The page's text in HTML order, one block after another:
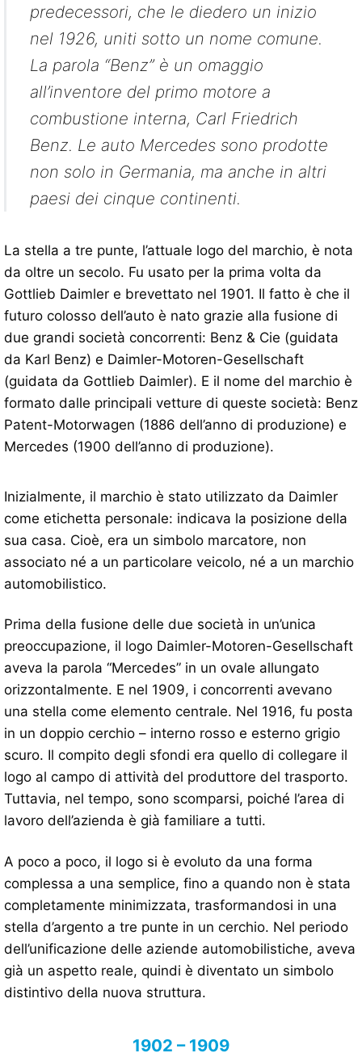
predecessori, che le diedero un inizio
nel 1926, uniti sotto un nome comune.
La parola “Benz” è un omaggio
all’inventore del primo motore a
combustione interna, Carl Friedrich
Benz. Le auto Mercedes sono prodotte
non solo in Germania, ma anche in altri
paesi dei cinque continenti.
La stella a tre punte, l’attuale logo del marchio, è nota
da oltre un secolo. Fu usato per la prima volta da
Gottlieb Daimler e brevettato nel 1901. Il fatto è che il
futuro colosso dell’auto è nato grazie alla fusione di
due grandi società concorrenti: Benz & Cie (guidata
da Karl Benz) e Daimler-Motoren-Gesellschaft
(guidata da Gottlieb Daimler). E il nome del marchio è
formato dalle principali vetture di queste società: Benz
Patent-Motorwagen (1886 dell’anno di produzione) e
Mercedes (1900 dell’anno di produzione).
Inizialmente, il marchio è stato utilizzato da Daimler
come etichetta personale: indicava la posizione della
sua casa. Cioè, era un simbolo marcatore, non
associato né a un particolare veicolo, né a un marchio
automobilistico.
Prima della fusione delle due società in un’unica
preoccupazione, il logo Daimler-Motoren-Gesellschaft
aveva la parola “Mercedes” in un ovale allungato
orizzontalmente. E nel 1909, i concorrenti avevano
una stella come elemento centrale. Nel 1916, fu posta
in un doppio cerchio – interno rosso e esterno grigio
scuro. Il compito degli sfondi era quello di collegare il
logo al campo di attività del produttore del trasporto.
Tuttavia, nel tempo, sono scomparsi, poiché l’area di
lavoro dell’azienda è già familiare a tutti.
A poco a poco, il logo si è evoluto da una forma
complessa a una semplice, fino a quando non è stata
completamente minimizzata, trasformandosi in una
stella d’argento a tre punte in un cerchio. Nel periodo
dell’unificazione delle aziende automobilistiche, aveva
già un aspetto reale, quindi è diventato un simbolo
distintivo della nuova struttura.
1902 – 1909